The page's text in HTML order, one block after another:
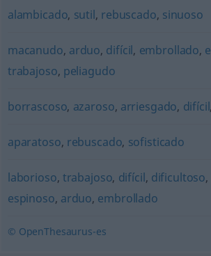
alambicado, sutil, rebuscado, sinuoso
macanudo, arduo, difícil, embrollado,
trabajoso, peliagudo
borrascoso, azaroso, arriesgado, difícil,
aparatoso, rebuscado, sofisticado
laborioso, trabajoso, difícil, dificultoso,
espinoso, arduo, embrollado
© OpenThesaurus-es